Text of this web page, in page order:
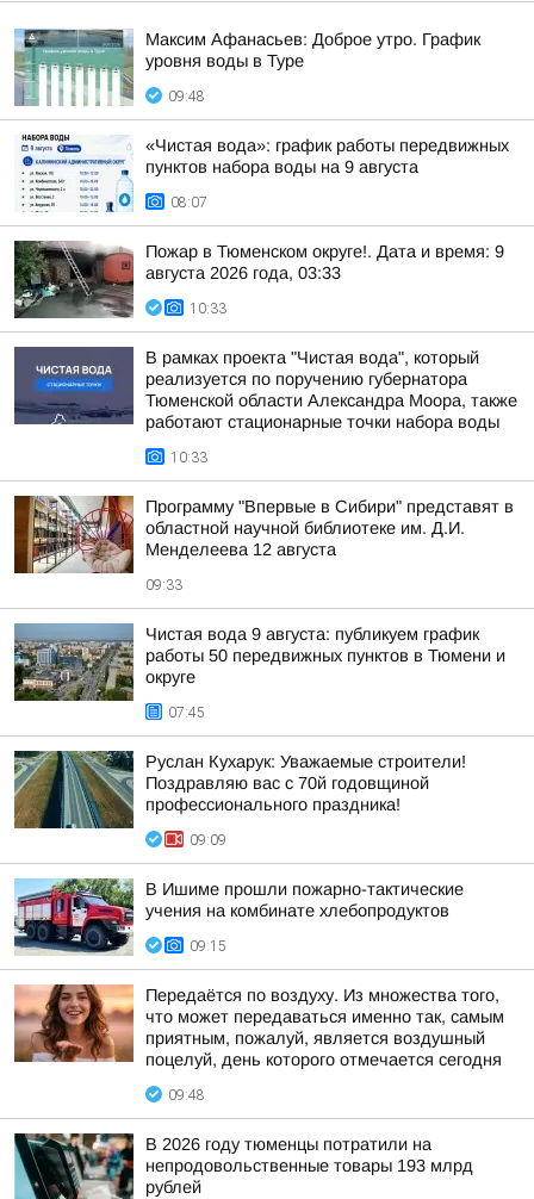
Максим Афанасьев: Доброе утро. График
уровня воды в Туре
09:48
«Чистая вода»: график работы передвижных
пунктов набора воды на 9 августа
08:07
Пожар в Тюменском округе!. Дата и время: 9
августа 2026 года, 03:33
10:33
В рамках проекта "Чистая вода", который
реализуется по поручению губернатора
Тюменской области Александра Моора, также
работают стационарные точки набора воды
10:33
Программу "Впервые в Сибири" представят в
областной научной библиотеке им. Д.И.
Менделеева 12 августа
09:33
Чистая вода 9 августа: публикуем график
работы 50 передвижных пунктов в Тюмени и
округе
07:45
Руслан Кухарук: Уважаемые строители!
Поздравляю вас с 70й годовщиной
профессионального праздника!
09:09
В Ишиме прошли пожарно-тактические
учения на комбинате хлебопродуктов
09:15
Передаётся по воздуху. Из множества того,
что может передаваться именно так, самым
приятным, пожалуй, является воздушный
поцелуй, день которого отмечается сегодня
09:48
В 2026 году тюменцы потратили на
непродовольственные товары 193 млрд
рублей